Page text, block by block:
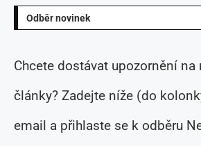
Odběr novinek
Chcete dostávat upozornění
články? Zadejte níže (do
email a přihlaste se k odběru